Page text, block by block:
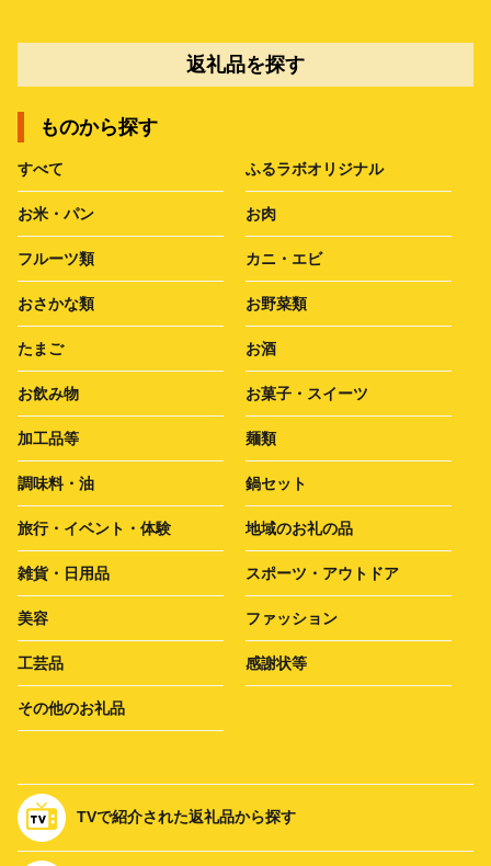
返礼品を探す
ものから探す
すべて ふるラボオリジナル
お米・パン お肉
フルーツ類 カニ・エビ
おさかな類 お野菜類
たまご お酒
お飲み物 お菓子・スイーツ
加工品等 麺類
調味料・油 鍋セット
旅行・イベント・体験 地域のお礼の品
雑貨・日用品 スポーツ・アウトドア
美容 ファッション
工芸品 感謝状等
その他のお礼品
TVで紹介された返礼品から探す